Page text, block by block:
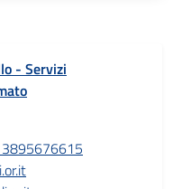
- Servizi